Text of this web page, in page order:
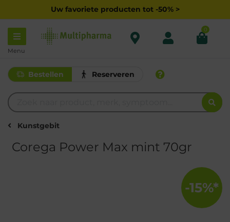
Uw favoriete producten tot -50% >
Menu
0
Bestellen Reserveren
Kunstgebit
Corega Power Max mint 70gr
-15%*